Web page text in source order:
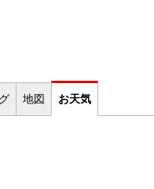
地図 お天気